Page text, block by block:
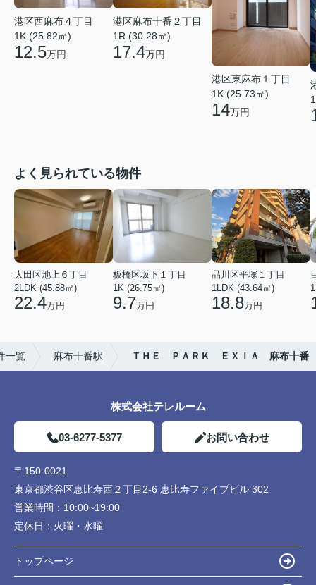
港区西麻布４丁目
1K (25.82㎡)
12.5万円
港区麻布十番２丁目
1R (30.28㎡)
17.4万円
港区東麻布１丁目
1K (25.73㎡)
14万円
よく見られている物件
大田区池上６丁目
2LDK (45.88㎡)
22.4万円
板橋区坂下１丁目
1K (26.75㎡)
9.7万円
品川区平塚１丁目
1LDK (43.64㎡)
18.8万円
一覧 麻布十番駅 ＴＨＥ ＰＡＲＫ ＥＸＩＡ 麻布十番
株式会社テレルーム
03-6277-5377 お問い合わせ
〒150-0021
東京都渋谷区恵比寿西２丁目2-6 恵比寿ファイブビル 302
営業時間： 10:00~19:00
定休日： 火曜・水曜
トップページ